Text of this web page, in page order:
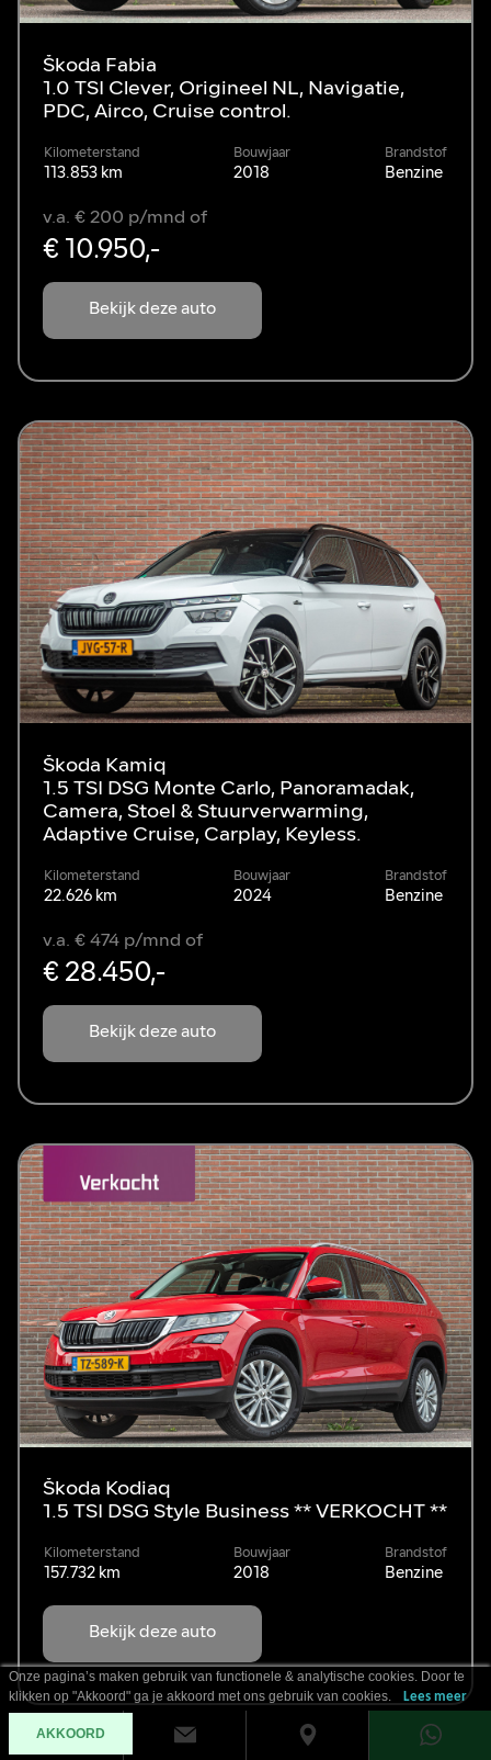
Škoda Fabia
1.0 TSI Clever, Origineel NL, Navigatie,
PDC, Airco, Cruise control.
Kilometerstand
113.853 km
Bouwjaar
2018
Brandstof
Benzine
Bekijk deze auto
v.a. € 200 p/mnd of
€ 10.950,-
Škoda Kamiq
1.5 TSI DSG Monte Carlo, Panoramadak,
Camera, Stoel & Stuurverwarming,
Adaptive Cruise, Carplay, Keyless.
Kilometerstand
22.626 km
Bouwjaar
2024
Brandstof
Benzine
Bekijk deze auto
v.a. € 474 p/mnd of
€ 28.450,-
Škoda Kodiaq
1.5 TSI DSG Style Business ** VERKOCHT **
Kilometerstand
157.732 km
Bouwjaar
2018
Brandstof
Benzine
Bekijk deze auto
Onze pagina’s maken gebruik van functionele & analytische cookies. Door te
klikken op "Akkoord" ga je akkoord met ons gebruik van cookies.
Lees meer
AKKOORD